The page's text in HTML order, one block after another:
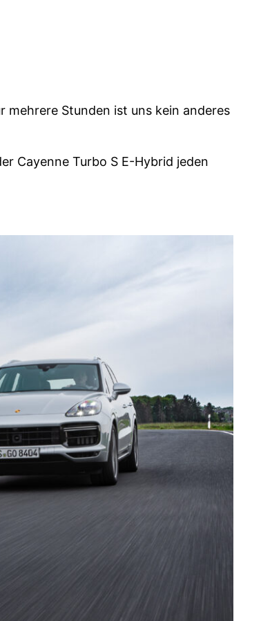
mehrere Stunden ist uns kein anderes
Cayenne Turbo S E-Hybrid jeden